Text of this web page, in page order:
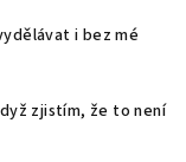
i bez mé
zjistím, že to není